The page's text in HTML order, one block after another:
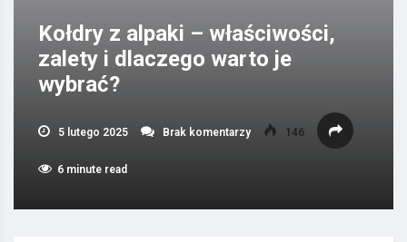
Kołdry z alpaki – właściwości,
zalety i dlaczego warto je
wybrać?
5 lutego 2025 Brak komentarzy 146
6 minute read